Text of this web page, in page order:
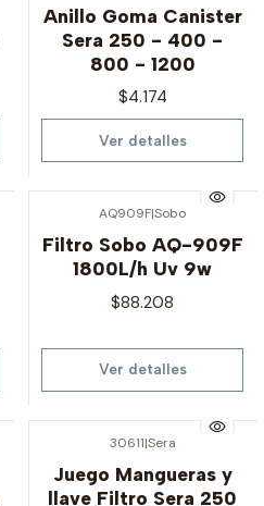
Anillo Goma Canister
Sera 250 - 400 -
800 - 1200
$4.174
Ver detalles
AQ909F|Sobo
Filtro Sobo AQ-909F
1800L/h Uv 9w
$88.208
Ver detalles
30611|Sera
Juego Mangueras y
llave Filtro Sera 250